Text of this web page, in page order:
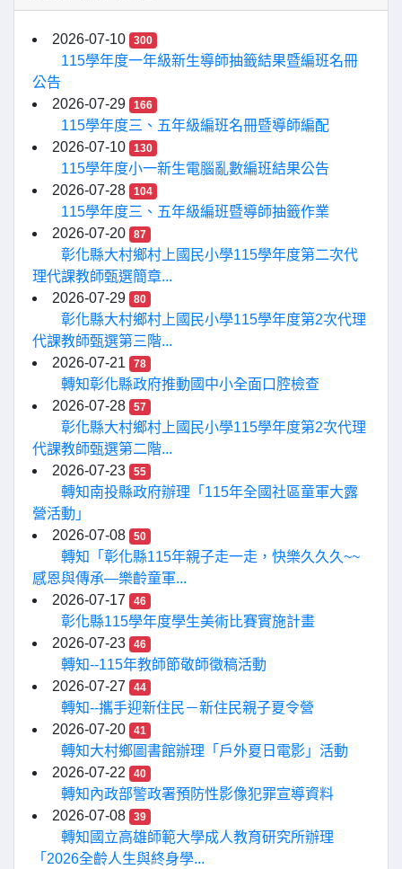
2026-07-10 300
115學年度一年級新生導師抽籤結果暨編班名冊
公告
2026-07-29
166
115學年度三、五年級編班名冊暨導師編配
2026-07-10
130
115學年度小一新生電腦亂數編班結果公告
2026-07-28
104
115學年度三、五年級編班暨導師抽籤作業
2026-07-20
87
彰化縣大村鄉村上國民小學115學年度第二次代
理代課教師甄選簡章...
2026-07-29
80
彰化縣大村鄉村上國民小學115學年度第2次代理
代課教師甄選第三階...
2026-07-21
78
轉知彰化縣政府推動國中小全面口腔檢查
2026-07-28
57
彰化縣大村鄉村上國民小學115學年度第2次代理
代課教師甄選第二階...
2026-07-23
55
轉知南投縣政府辦理「115年全國社區童軍大露
營活動」
2026-07-08
50
轉知「彰化縣115年親子走一走，快樂久久久~~
感恩與傳承—樂齡童軍...
2026-07-17
46
彰化縣115學年度學生美術比賽實施計畫
2026-07-23
46
轉知--115年教師節敬師徵稿活動
2026-07-27
44
轉知--攜手迎新住民－新住民親子夏令營
2026-07-20
41
轉知大村鄉圖書館辦理「戶外夏日電影」活動
2026-07-22
40
轉知內政部警政署預防性影像犯罪宣導資料
2026-07-08
39
轉知國立高雄師範大學成人教育研究所辦理
「2026全齡人生與終身學...